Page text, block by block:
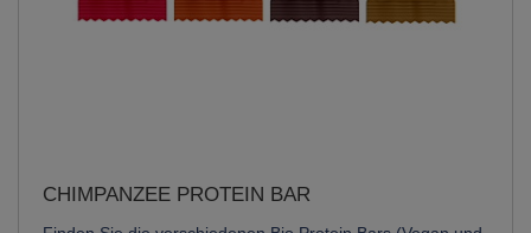
CHIMPANZEE PROTEIN BAR